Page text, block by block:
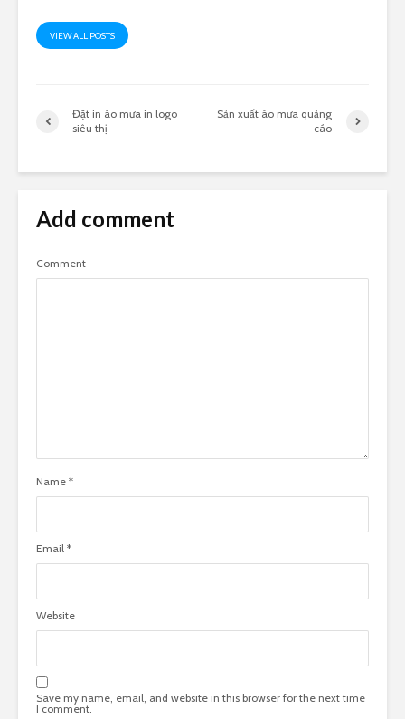
VIEW ALL POSTS
Đặt in áo mưa in logo
siêu thị
Sản xuất áo mưa quảng
cáo
Add comment
Comment
Name *
Email *
Website
Save my name, email, and website in this browser for the next time
I comment.